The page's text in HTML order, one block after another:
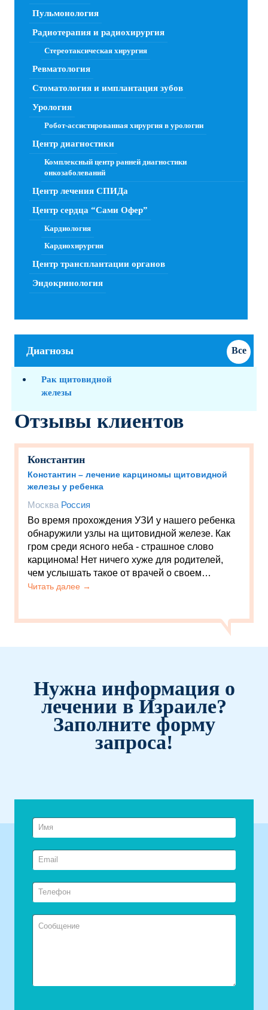
Пульмонология
Радиотерапия и радиохирургия
Стереотаксическая хирургия
Ревматология
Стоматология и имплантация зубов
Урология
Робот-ассистированная хирургия в урологии
Центр диагностики
Комплексный центр ранней диагностики
онкозаболеваний
Центр лечения СПИДа
Центр сердца “Сами Офер”
Кардиология
Кардиохирургия
Центр трансплантации органов
Эндокринология
Диагнозы Все
Рак щитовидной
железы
Отзывы клиентов
Константин
Константин – лечение карциномы щитовидной
железы у ребенка
Москва Россия
Во время прохождения УЗИ у нашего ребенка
обнаружили узлы на щитовидной железе. Как
гром среди ясного неба - страшное слово
карцинома! Нет ничего хуже для родителей,
чем услышать такое от врачей о своем…
Читать далее →
Нужна информация о
лечении в Израиле?
Заполните форму
запроса!